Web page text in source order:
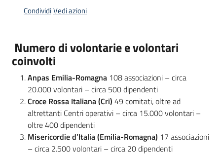
Argomenti
Campagne
comunicazione
CondividiVedi azioni
Numero di volontarie e volontari
coinvolti
Anpas Emilia-Romagna 108 associazioni – circa
20.000 volontari – circa 500 dipendenti
Croce Rossa Italiana (Cri) 49 comitati, oltre ad
altrettanti Centri operativi – circa 15.000 volontari –
oltre 400 dipendenti
Misericordie d’Italia (Emilia-Romagna) 17 associazioni
– circa 2.500 volontari – circa 20 dipendenti